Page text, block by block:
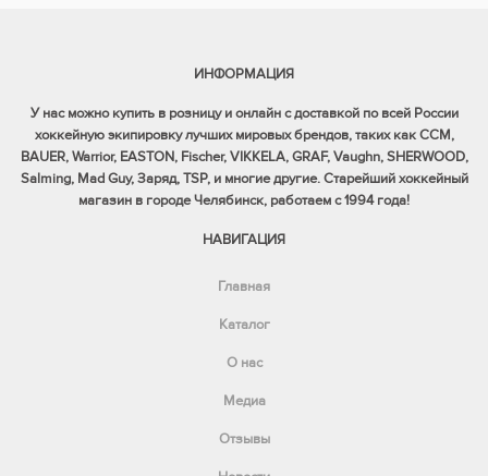
ИНФОРМАЦИЯ
У нас можно купить в розницу и онлайн с доставкой по всей России
хоккейную экипировку лучших мировых брендов, таких как CCM,
BAUER, Warrior, EASTON, Fischer, VIKKELA, GRAF, Vaughn, SHERWOOD,
Salming, Mad Guy, Заряд, TSP, и многие другие. Старейший хоккейный
магазин в городе Челябинск, работаем с 1994 года!
НАВИГАЦИЯ
Главная
Каталог
О нас
Медиа
Отзывы